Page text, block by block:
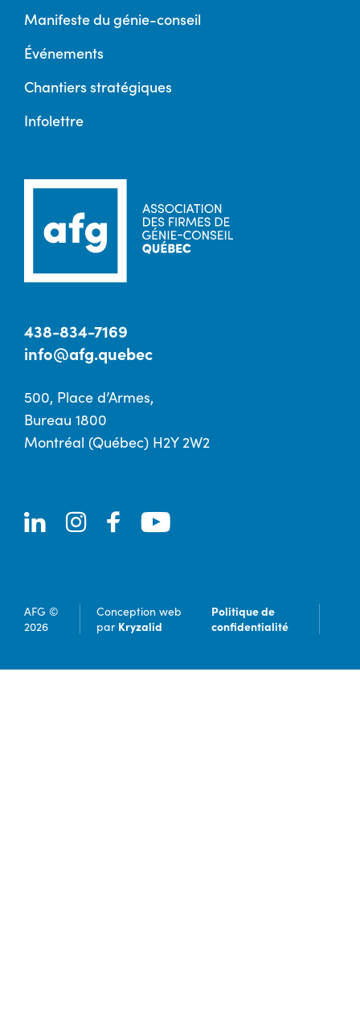
Manifeste du génie-conseil
Événements
Chantiers stratégiques
Infolettre
438-834-7169
info@afg.quebec
500, Place d’Armes,
Bureau 1800
Montréal (Québec) H2Y 2W2
AFG ©
2026
Conception web
par Kryzalid
Politique de
confidentialité